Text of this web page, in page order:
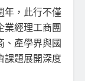
年，此行不僅
業經理工商團
、產學界與國
課題展開深度